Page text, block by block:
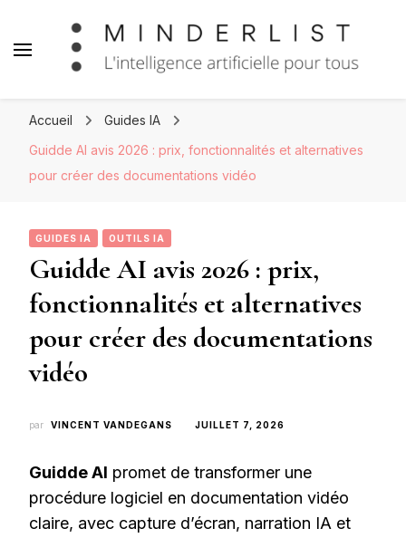
Artificielle
Accueil
Guides IA
Guidde AI avis 2026 : prix, fonctionnalités et alternatives
pour créer des documentations vidéo
GUIDES IA OUTILS IA
Guidde AI avis 2026 : prix,
fonctionnalités et alternatives
pour créer des documentations
vidéo
par VINCENT VANDEGANS JUILLET 7, 2026
Guidde AI promet de transformer une
procédure logiciel en documentation vidéo
claire, avec capture d’écran, narration IA et